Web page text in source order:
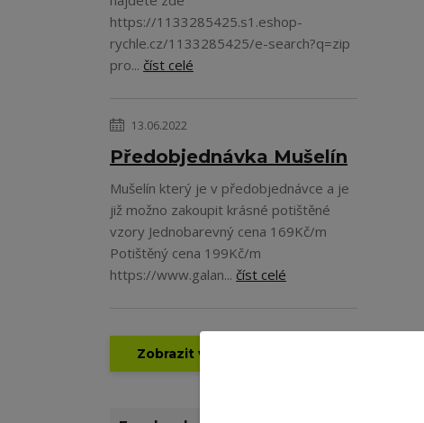
https://1133285425.s1.eshop-
rychle.cz/1133285425/e-search?q=zip
pro... číst celé
13.06.2022
Předobjednávka Mušelín
Mušelín který je v předobjednávce a je
již možno zakoupit krásné potištěné
vzory Jednobarevný cena 169Kč/m
Potištěný cena 199Kč/m
https://www.galan... číst celé
Zobrazit všechny novinky